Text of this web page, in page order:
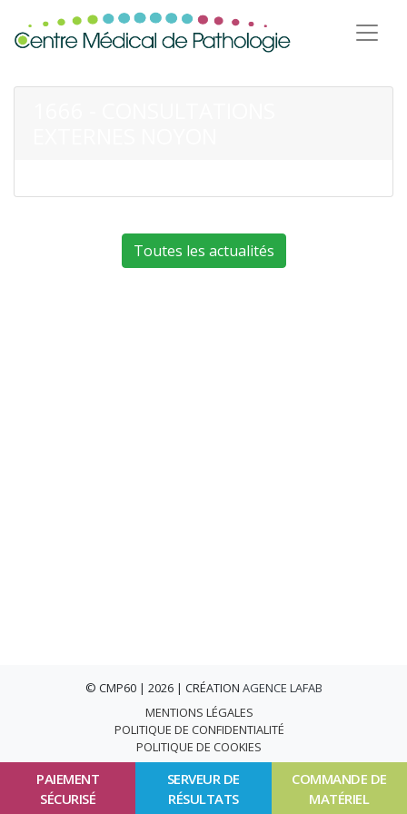
PAIEMENT
SÉCURISÉ
SERVEUR DE
RÉSULTATS
COMMANDE DE
MATÉRIEL
Toutes les actualités
© CMP60 | 2026 | CRÉATION AGENCE LAFAB
MENTIONS LÉGALES
POLITIQUE DE CONFIDENTIALITÉ
POLITIQUE DE COOKIES